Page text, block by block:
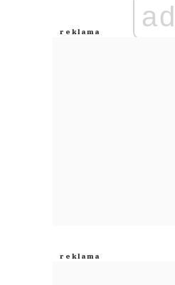
Anuluj
ad